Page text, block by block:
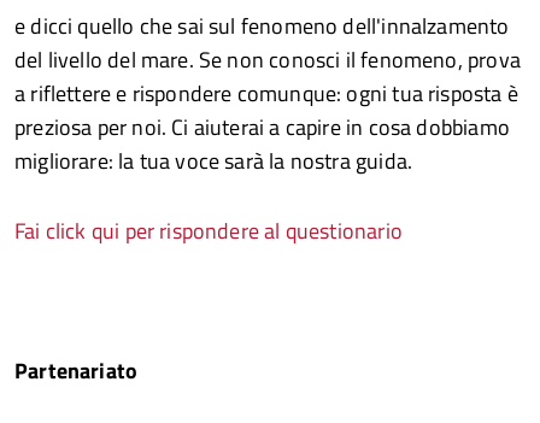
e dicci quello che sai sul fenomeno dell'innalzamento
del livello del mare. Se non conosci il fenomeno, prova
a riflettere e rispondere comunque: ogni tua risposta è
preziosa per noi. Ci aiuterai a capire in cosa dobbiamo
migliorare: la tua voce sarà la nostra guida.
Fai click qui per rispondere al questionario
Partenariato